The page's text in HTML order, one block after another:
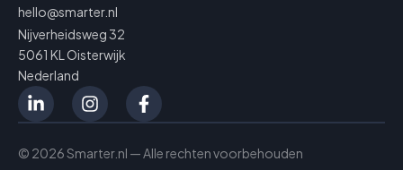
hello@smarter.nl
Nijverheidsweg 32
5061 KL Oisterwijk
Nederland
© 2026 Smarter.nl — Alle rechten voorbehouden